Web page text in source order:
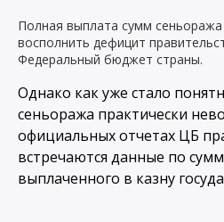
Полная выплата сумм
восполнить дефицит
Федеральный бюджет страны.
Однако как уже стало
сеньоража практически
официальных отчетах ЦБ
встречаются данные по
выплаченного в казну